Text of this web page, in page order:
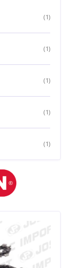
(1)
(1)
(1)
(1)
(1)